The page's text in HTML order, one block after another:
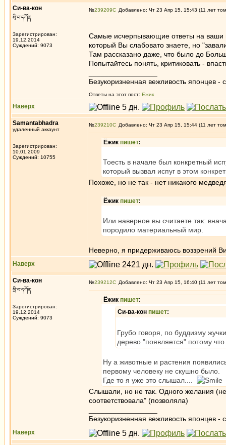
Си-ва-кон
སྲི་བ་དཀོན
Зарегистрирован:
19.12.2014
Суждений: 9073
№239209 Добавлено: Чт 23 Апр 15, 15:43 (11 лет
Самые исчерпывающие ответы на ваши
который Вы слабовато знаете, но
Там рассказано даже, что было до
Попытайтесь понять, критиковать -
Безукоризненная вежливость японцев -
Ответы на этот пост: Ёжик
Наверх
Samantabhadra
удаленный аккаунт
Зарегистрирован:
10.01.2009
Суждений: 10755
№239210 Добавлено: Чт 23 Апр 15, 15:44 (11 лет
Ёжик пишет:
Тоесть в начале был конкретный
который вызвал испуг в этом
Похоже, но не так - нет никакого
Ёжик пишет:
Или наверное вы считаете так:
породило материальный мир.
Неверно, я придерживаюсь воззрений
Наверх
Си-ва-кон
སྲི་བ་དཀོན
Зарегистрирован:
19.12.2014
Суждений: 9073
№239212 Добавлено: Чт 23 Апр 15, 16:40 (11 лет
Ёжик пишет:
Си-ва-кон пишет:
Грубо говоря, по буддизму
дерево "появляется" потому
Ну а животные и растения
первому человеку не скушно было.
Где то я уже это слышал....
Слышали, но не так. Одного желания
соответствовала" (позволяла)
Безукоризненная вежливость японцев -
Наверх